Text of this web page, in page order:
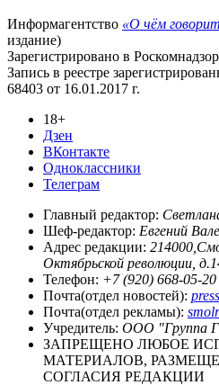
Информагентство «О чём
издание)
Зарегистрировано в
Запись в реестре
68403 от 16.01.2017 г.
18+
Дзен
ВКонтакте
Одноклассники
Телеграм
Главный редактор:
Шеф-редактор: Евгений
Адрес редакции:
Октябрьской революции,
Телефон: +7 (920) 668-05-20
Почта(отдел новостей):
Почта(отдел рекламы):
Учредитель: ООО "Группа
ЗАПРЕЩЕНО ЛЮБОЕ
МАТЕРИАЛОВ,
СОГЛАСИЯ РЕДАКЦИИ